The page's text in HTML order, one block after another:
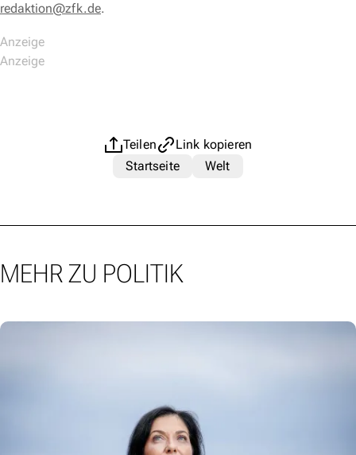
redaktion@zfk.de.
Teilen
Link kopieren
Startseite
Welt
MEHR ZU POLITIK